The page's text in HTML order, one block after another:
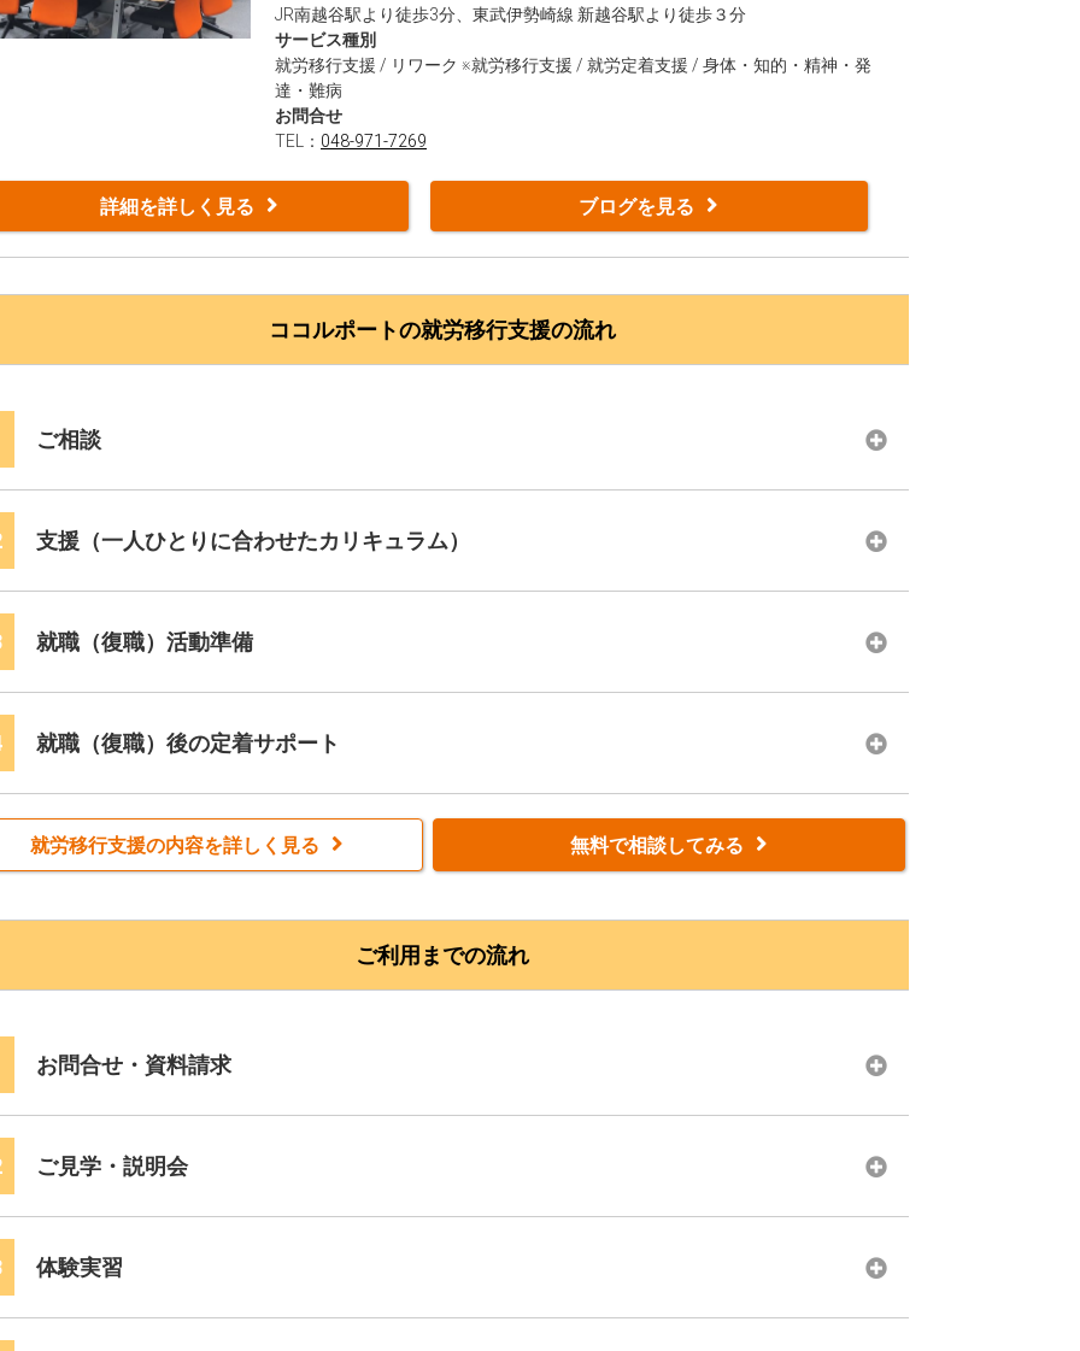
「自分に何ができるかわからない」 「どんな仕事が自分に合うのかわからない」
――そんなお悩みを感じたことはありませんか？
南越谷駅前Officeでは、「知ること」をとても大切にしています。
経験や価値観は一人ひとり異なるため、訓練だけでなく、定期的に「話す機会」
を設けています。
対話を通じて、私たちココルポート南越谷駅前Officeのこと、そしてご本人につ
いてお互いに理解を深めながら、目標や取り組み内容を一緒に考えていきます。
か？
また当事業所（就労移行支援〈リワーク〉）では、情報処理検定を事業所内で受
まずはお気軽に、お問い合わせ・ご相談ください。
JR南越谷駅より徒歩3分、東武伊勢崎線 新越谷駅より徒歩３分
サービス種別
就労移行支援 / リワーク ※就労移行支援 / 就労定着支援 / 身体・知的・精神・発
達・難病
お問合せ
TEL： 048-971-7269
詳細を詳しく見る ブログを見る
ココルポートの就労移行支援の流れ
ご相談
支援（一人ひとりに合わせたカリキュラム）
就職（復職）活動準備
就職（復職）後の定着サポート
就労移行支援の内容を詳しく見る 無料で相談してみる
ご利用までの流れ
お問合せ・資料請求
ご見学・説明会
体験実習